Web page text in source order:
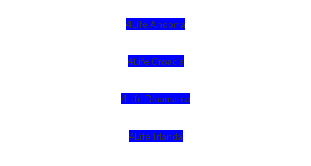
4Life Andorra
4Life Croacia
4Life Dinamarca
4Life Irlanda